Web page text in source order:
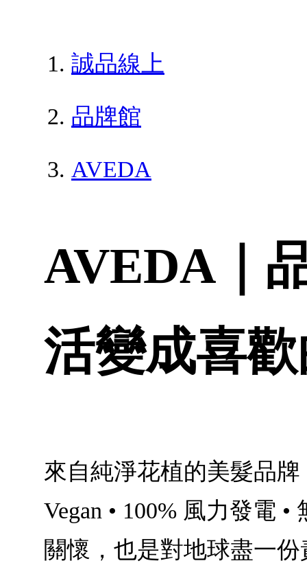
誠品線上
品牌館
AVEDA
AVEDA｜
活變成喜
來自純淨花植的美髮品
Vegan • 100% 風力發電
關懷，也是對地球盡一份